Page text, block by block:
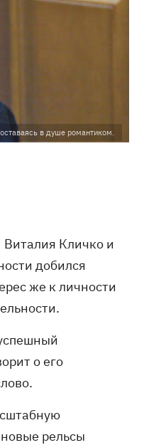
в душе романтиком.
Кличко и
добился
же к личности
о его
рельсы